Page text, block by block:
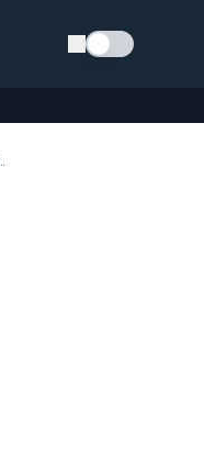
Schimba tema